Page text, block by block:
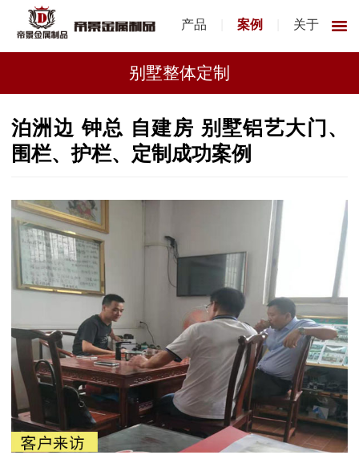
产品 案例 关于
别墅整体定制
泊洲边 钟总 自建房 别墅铝艺大门、
围栏、护栏、定制成功案例